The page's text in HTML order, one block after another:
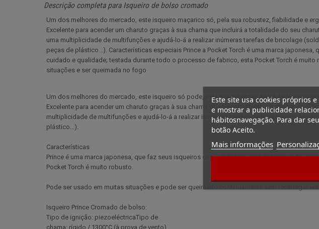
Este site usa cookies próprios
e mostrar a publicidade
hábitosnavegação. Para dar
botão Aceito.
Mais informações
Descrição completa para Isqueiro de bolso cromado
Um dos melhores do mercado, este isqueiro maçarico só, pela sua robustez, fiabilidade e
Excelente para acender um charuto graças à sua chama que incluirá a totalidade do seu
uma multiplicidade de multifunções e ajudá-lo-á a realizar inúmeras tarefas de bricolage
peças de plástico...). Características especiais Prince a Pocket Torch é uma marca
cuidado e qualidade; testada durante todo o processo de fabrico, esta Pocket Torch é muito
situações e ser queimada no fogo
Um dos melhores do mercado, este isqueiro só pode, pela sua robustez, fiabilidade e
Excelente para acender um charuto graças à sua chama que irá cobrir todo o seu charuto.
multiplicidade de multifunções e ajudá-lo-á a realizar inúmeras tarefas de bricolage
plástico...).
Características
Prince é uma marca japonesa, que faz seus isqueiros com cuidado e qualidade; testado
Pocket Torch é muito robusto.
Pode ser usado em muitas situações e pode ser queimado continuamente sem recarregar
Isqueiro Prince Cromado de bolso:
Tipo de ignição: piezoeléctricaTipo de
chama: rígido / 1300°C (à prova de vento)